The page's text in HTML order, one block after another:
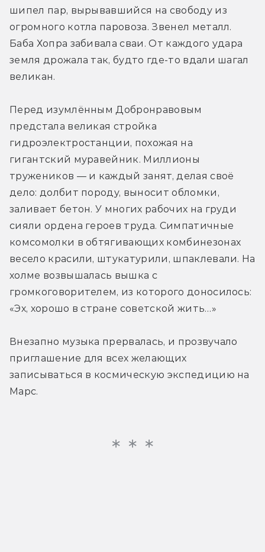
шипел пар, вырывавшийся на свободу из
огромного котла паровоза. Звенел металл.
Баба Хопра забивала сваи. От каждого удара
земля дрожала так, будто где-то вдали шагал
великан.
Перед изумлённым Добронравовым
предстала великая стройка
гидроэлектростанции, похожая на
гигантский муравейник. Миллионы
тружеников — и каждый занят, делая своё
дело: долбит породу, выносит обломки,
заливает бетон. У многих рабочих на груди
сияли ордена героев труда. Симпатичные
комсомолки в обтягивающих комбинезонах
весело красили, штукатурили, шпаклевали. На
холме возвышалась вышка с
громкоговорителем, из которого доносилось:
«Эх, хорошо в стране советской жить…»
Внезапно музыка прервалась, и прозвучало
приглашение для всех желающих
записываться в космическую экспедицию на
Марс.